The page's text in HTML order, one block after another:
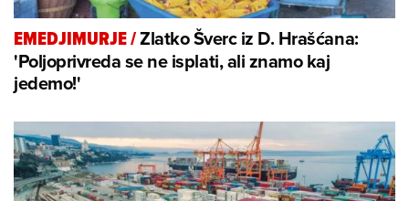
EMEDJIMURJE/Zlatko Šverc iz D. Hrašćana:
'Poljoprivreda se ne isplati, ali znamo kaj
jedemo!'